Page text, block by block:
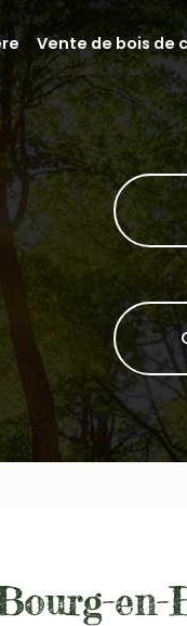
Vente de bois de
en-